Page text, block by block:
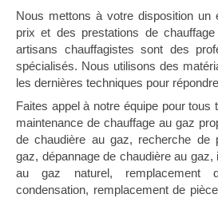
Nous mettons à votre disposition un
prix et des prestations de
artisans chauffagistes sont des
spécialisés. Nous utilisons des
les dernières techniques pour
Faites appel à notre équipe pour tous
maintenance de chauffage au gaz
de chaudière au gaz, recherche de
gaz, dépannage de chaudière au gaz,
au gaz naturel, remplacement
condensation, remplacement de